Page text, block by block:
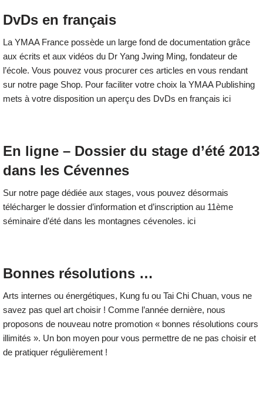
DvDs en français
La YMAA France possède un large fond de documentation grâce
aux écrits et aux vidéos du Dr Yang Jwing Ming, fondateur de
l’école. Vous pouvez vous procurer ces articles en vous rendant
sur notre page Shop. Pour faciliter votre choix la YMAA Publishing
mets à votre disposition un aperçu des DvDs en français ici
En ligne – Dossier du stage d’été 2013
dans les Cévennes
Sur notre page dédiée aux stages, vous pouvez désormais
télécharger le dossier d’information et d’inscription au 11ème
séminaire d’été dans les montagnes cévenoles. ici
Bonnes résolutions …
Arts internes ou énergétiques, Kung fu ou Tai Chi Chuan, vous ne
savez pas quel art choisir ! Comme l’année dernière, nous
proposons de nouveau notre promotion « bonnes résolutions cours
illimités ». Un bon moyen pour vous permettre de ne pas choisir et
de pratiquer régulièrement !